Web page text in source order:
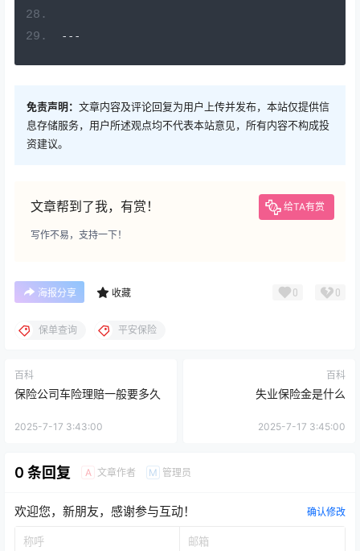
---
免责声明： 文章内容及评论回复为用户上传并发布，本站仅提供信
息存储服务，用户所述观点均不代表本站意见，所有内容不构成投
资建议。
文章帮到了我，有赏！ 给TA有赏
写作不易，支持一下！
海报分享 收藏 0 0
保单查询 平安保险
百科
保险公司车险理赔一般要多久
2025-7-17 3:43:00
百科
失业保险金是什么
2025-7-17 3:45:00
0 条回复 A 文章作者 M 管理员
欢迎您，新朋友，感谢参与互动！ 确认修改